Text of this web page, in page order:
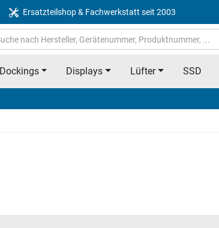
Ersatzteilshop & Fachwerkstatt seit 2003
Dockings Displays Lüfter SSD